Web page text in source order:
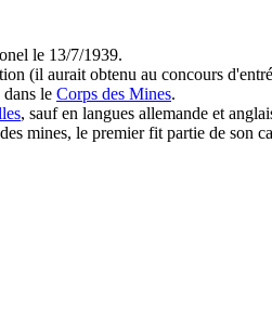
le 13/7/1939.
(il aurait obtenu au concours
le Corps des Mines.
, sauf en langues allemande et
mines, le premier fit partie de son